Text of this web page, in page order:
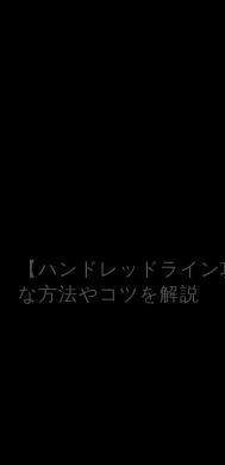
【ハンドレッドライ
な方法やコツを解説